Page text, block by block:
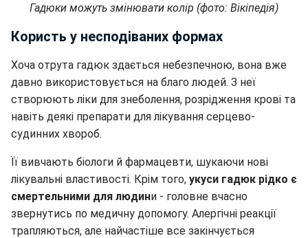
Гадюки можуть змінювати колір (фото: Вікіпедія)
Користь у несподіваних формах
Хоча отрута гадюк здається небезпечною, вона вже
давно використовується на благо людей. З неї
створюють ліки для знеболення, розрідження крові та
навіть деякі препарати для лікування серцево-
судинних хвороб.
Її вивчають біологи й фармацевти, шукаючи нові
лікувальні властивості. Крім того, укуси гадюк рідко є
смертельними для людини - головне вчасно
звернутись по медичну допомогу. Алергічні реакції
трапляються, але найчастіше все закінчується